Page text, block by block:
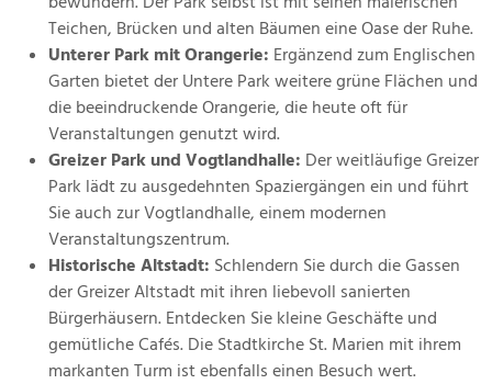
Teichen, Brücken und alten Bäumen eine Oase der Ruhe.
Unterer Park mit Orangerie: Ergänzend zum Englischen
Garten bietet der Untere Park weitere grüne Flächen und
die beeindruckende Orangerie, die heute oft für
Veranstaltungen genutzt wird.
Greizer Park und Vogtlandhalle: Der weitläufige Greizer
Park lädt zu ausgedehnten Spaziergängen ein und führt
Sie auch zur Vogtlandhalle, einem modernen
Veranstaltungszentrum.
Historische Altstadt: Schlendern Sie durch die Gassen
der Greizer Altstadt mit ihren liebevoll sanierten
Bürgerhäusern. Entdecken Sie kleine Geschäfte und
gemütliche Cafés. Die Stadtkirche St. Marien mit ihrem
markanten Turm ist ebenfalls einen Besuch wert.